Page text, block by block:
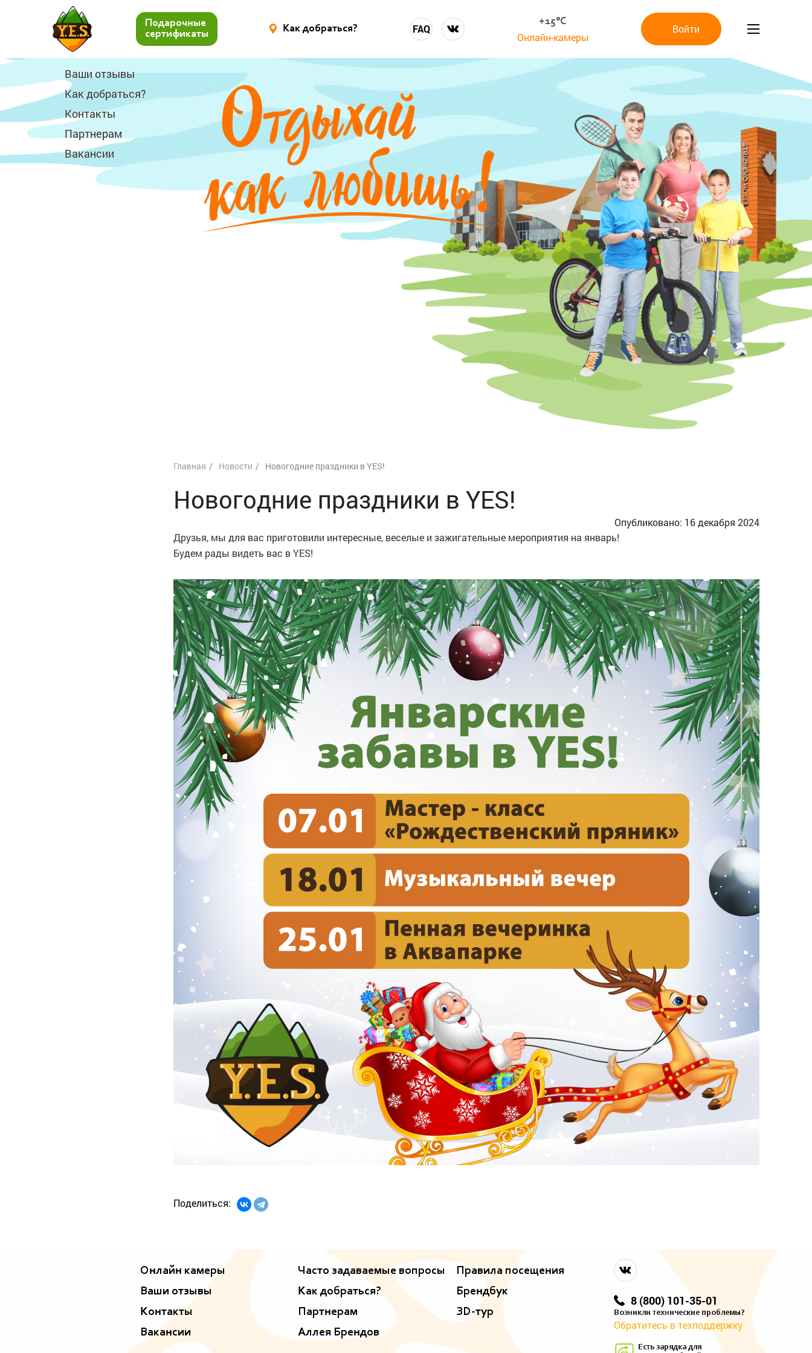
Подарочные
сертификаты
Как добраться? FAQ
+15°C
Онлайн-камеры
Войти
Ваши отзывы
Как добраться?
Контакты
Партнерам
Вакансии
Главная Новости Новогодние праздники в YES!
Новогодние праздники в YES!
Опубликовано: 16 декабря 2024
Друзья, мы для вас приготовили интересные, веселые и зажигательные мероприятия на январь!
Будем рады видеть вас в YES!
Поделиться:
Онлайн камеры Часто задаваемые вопросы
Правила посещения
Ваши отзывы
Как добраться?
Брендбук
Контакты
Партнерам
ЗD-тур
Вакансии
Аллея Брендов
8 (800) 101-35-01
Возникли технические проблемы?
Обратитесь в техподдержку
Есть зарядка для